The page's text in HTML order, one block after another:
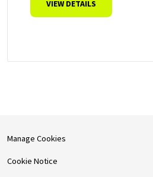
VIEW DETAILS
Manage Cookies
Cookie Notice